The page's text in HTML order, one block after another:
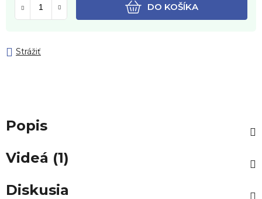
DO KOŠÍKA
Strážiť
Popis
Videá (1)
Diskusia